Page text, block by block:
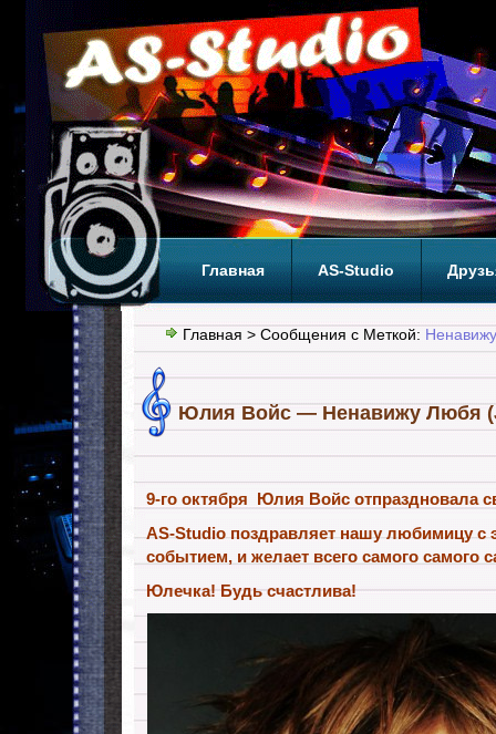
Главная AS-Studio
Теги ТОП
Главная > Сообщения с Меткой:
Юлия Войс — Ненавижу Любя
9-го октября Юлия Войс отпраздновала
AS-Studio поздравляет нашу любимицу с
событием, и желает всего самого самого
Юлечка! Будь счастлива!